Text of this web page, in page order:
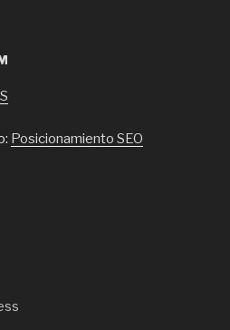
Posicionamiento SEO